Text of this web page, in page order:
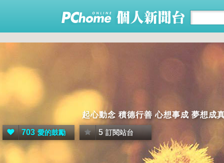
起心動念 積德行善 心想事成 夢想成
703 愛的鼓勵 5 訂閱站台